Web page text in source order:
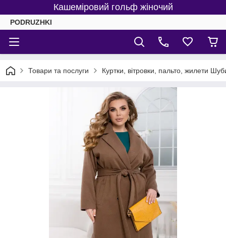
Кашеміровий гольф жіночий
PODRUZHKI
Товари та послуги Куртки, вітровки, пальто, жилети